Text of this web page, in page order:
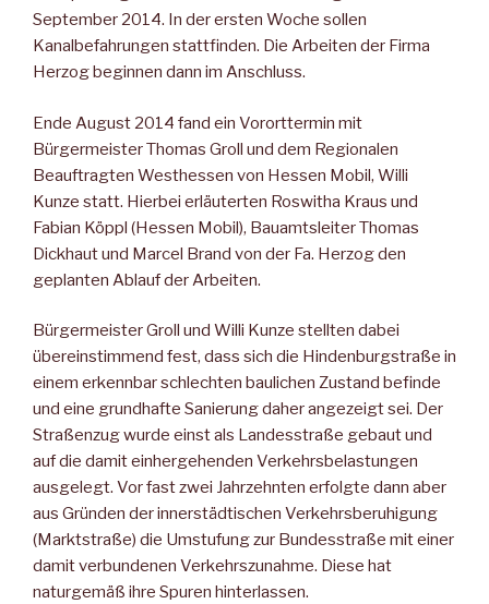
September 2014. In der ersten Woche sollen
Kanalbefahrungen stattfinden. Die Arbeiten der Firma
Herzog beginnen dann im Anschluss.
Ende August 2014 fand ein Vororttermin mit
Bürgermeister Thomas Groll und dem Regionalen
Beauftragten Westhessen von Hessen Mobil, Willi
Kunze statt. Hierbei erläuterten Roswitha Kraus und
Fabian Köppl (Hessen Mobil), Bauamtsleiter Thomas
Dickhaut und Marcel Brand von der Fa. Herzog den
geplanten Ablauf der Arbeiten.
Bürgermeister Groll und Willi Kunze stellten dabei
übereinstimmend fest, dass sich die Hindenburgstraße in
einem erkennbar schlechten baulichen Zustand befinde
und eine grundhafte Sanierung daher angezeigt sei. Der
Straßenzug wurde einst als Landesstraße gebaut und
auf die damit einhergehenden Verkehrsbelastungen
ausgelegt. Vor fast zwei Jahrzehnten erfolgte dann aber
aus Gründen der innerstädtischen Verkehrsberuhigung
(Marktstraße) die Umstufung zur Bundesstraße mit einer
damit verbundenen Verkehrszunahme. Diese hat
naturgemäß ihre Spuren hinterlassen.